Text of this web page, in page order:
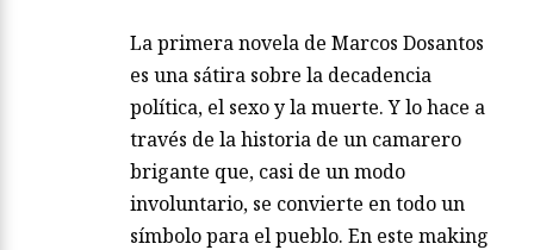
La primera novela de Marcos Dosantos
es una sátira sobre la decadencia
política, el sexo y la muerte. Y lo hace a
través de la historia de un camarero
brigante que, casi de un modo
involuntario, se convierte en todo un
símbolo para el pueblo. En este making